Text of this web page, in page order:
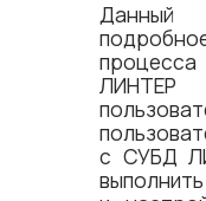
Данный
с СУБД